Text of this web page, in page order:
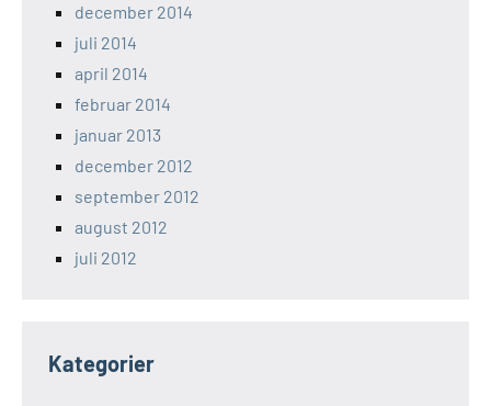
december 2014
juli 2014
april 2014
februar 2014
januar 2013
december 2012
september 2012
august 2012
juli 2012
Kategorier